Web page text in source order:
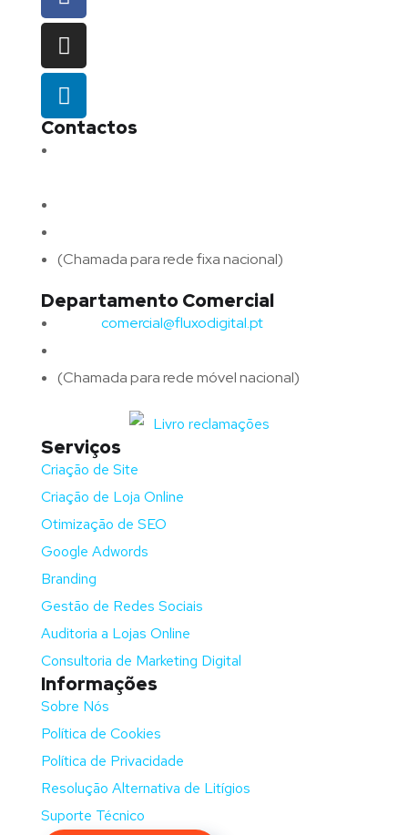
Contactos
(Chamada para rede fixa nacional)
Departamento Comercial
comercial@fluxodigital.pt
(Chamada para rede móvel nacional)
Serviços
Criação de Site
Criação de Loja Online
Otimização de SEO
Google Adwords
Branding
Gestão de Redes Sociais
Auditoria a Lojas Online
Consultoria de Marketing Digital
Informações
Sobre Nós
Política de Cookies
Política de Privacidade
Resolução Alternativa de Litígios
Suporte Técnico